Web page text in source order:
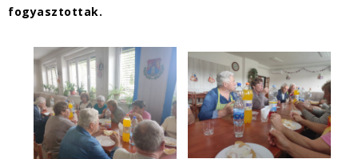
fogyasztottak.